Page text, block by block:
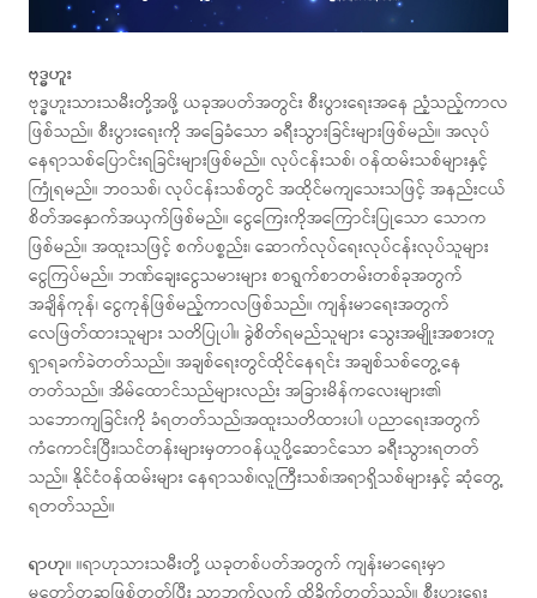
ဗုဒ္ဓဟူး
ဗုဒ္ဓဟူးသားသမီးတို့အဖို့ ယခုအပတ်အတွင်း စီးပွားရေးအနေ ညံ့သည့်ကာလ
ဖြစ်သည်။ စီးပွားရေးကို အခြေခံသော ခရီးသွားခြင်းများဖြစ်မည်။ အလုပ်
နေရာသစ်ပြောင်းရခြင်းများဖြစ်မည်။ လုပ်ငန်းသစ်၊ ဝန်ထမ်းသစ်များနှင့်
ကြုံရမည်။ ဘဝသစ်၊ လုပ်ငန်းသစ်တွင် အထိုင်မကျသေးသဖြင့် အနည်းငယ်
စိတ်အနှောက်အယှက်ဖြစ်မည်။ ငွေကြေးကိုအကြောင်းပြုသော သောက
ဖြစ်မည်။ အထူးသဖြင့် စက်ပစ္စည်း၊ ဆောက်လုပ်ရေးလုပ်ငန်းလုပ်သူများ
ငွေကြပ်မည်။ ဘဏ်ချေးငွေသမားများ စာရွက်စာတမ်းတစ်ခုအတွက်
အချိန်ကုန်၊ ငွေကုန်ဖြစ်မည့်ကာလဖြစ်သည်။ ကျန်းမာရေးအတွက်
လေဖြတ်ထားသူများ သတိပြုပါ။ ခွဲစိတ်ရမည်သူများ သွေးအမျိုးအစားတူ
ရှာရခက်ခဲတတ်သည်။ အချစ်ရေးတွင်ထိုင်နေရင်း အချစ်သစ်တွေ့နေ
တတ်သည်။ အိမ်ထောင်သည်များလည်း အခြားမိန်ကလေးများ၏
သဘောကျခြင်းကို ခံရတတ်သည်၊အထူးသတိထားပါ၊ ပညာရေးအတွက်
ကံကောင်းပြီး၊သင်တန်းများမှတာဝန်ယူပို့ဆောင်သော ခရီးသွားရတတ်
သည်။ နိုင်ငံဝန်ထမ်းများ နေရာသစ်၊လူကြီးသစ်၊အရာရှိသစ်များနှင့် ဆုံတွေ့
ရတတ်သည်။
ရာဟု။ ။ရာဟုသားသမီးတို့ ယခုတစ်ပတ်အတွက် ကျန်းမာရေးမှာ